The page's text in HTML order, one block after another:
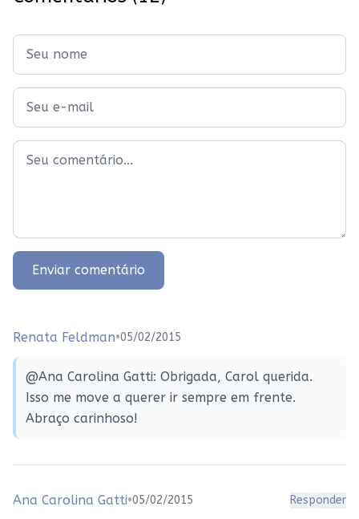
Enviar comentário
Renata Feldman•05/02/2015
@Ana Carolina Gatti: Obrigada, Carol querida.
Isso me move a querer ir sempre em frente.
Abraço carinhoso!
Ana Carolina Gatti•05/02/2015 Responder